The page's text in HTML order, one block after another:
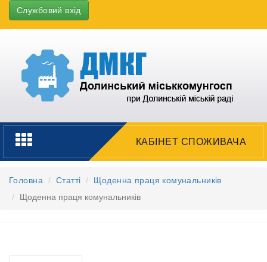
Службовий вхід
Toggle
navigation
КАБІНЕТ СПОЖИВАЧА
Головна Статті
Щоденна праця комунальників
Щоденна праця комунальників